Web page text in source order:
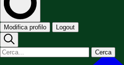
Modifica profilo Logout
Cerca